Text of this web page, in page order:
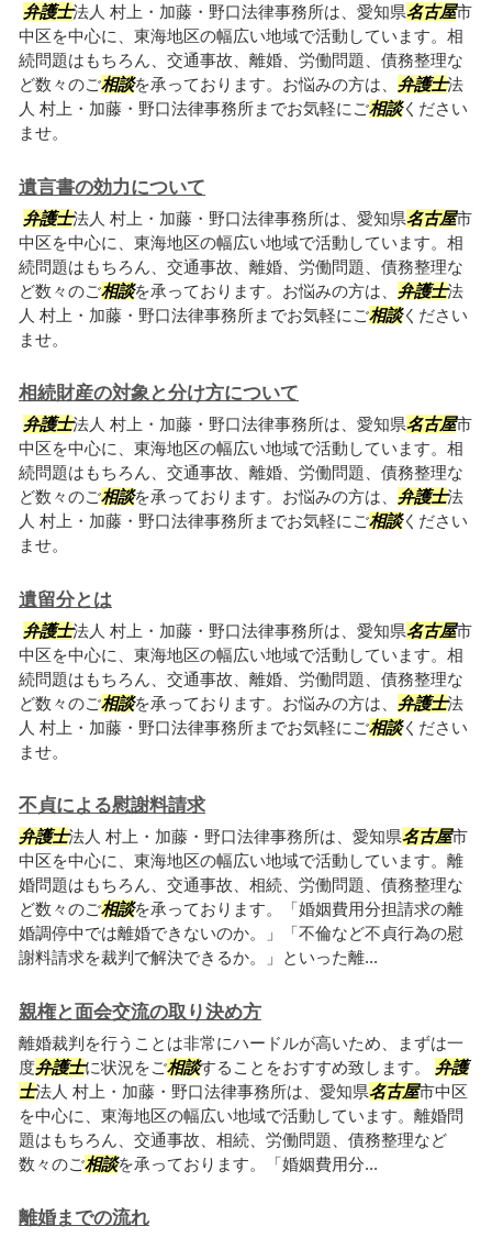
弁護士法人 村上・加藤・野口法律事務所は、愛知県名古屋市
中区を中心に、東海地区の幅広い地域で活動しています。相
続問題はもちろん、交通事故、離婚、労働問題、債務整理な
ど数々のご相談を承っております。お悩みの方は、 弁護士法
人 村上・加藤・野口法律事務所までお気軽にご相談ください
ませ。
遺言書の効力について
弁護士法人 村上・加藤・野口法律事務所は、愛知県名古屋市
中区を中心に、東海地区の幅広い地域で活動しています。相
続問題はもちろん、交通事故、離婚、労働問題、債務整理な
ど数々のご相談を承っております。お悩みの方は、 弁護士法
人 村上・加藤・野口法律事務所までお気軽にご相談ください
ませ。
相続財産の対象と分け方について
弁護士法人 村上・加藤・野口法律事務所は、愛知県名古屋市
中区を中心に、東海地区の幅広い地域で活動しています。相
続問題はもちろん、交通事故、離婚、労働問題、債務整理な
ど数々のご相談を承っております。お悩みの方は、 弁護士法
人 村上・加藤・野口法律事務所までお気軽にご相談ください
ませ。
遺留分とは
弁護士法人 村上・加藤・野口法律事務所は、愛知県名古屋市
中区を中心に、東海地区の幅広い地域で活動しています。相
続問題はもちろん、交通事故、離婚、労働問題、債務整理な
ど数々のご相談を承っております。お悩みの方は、 弁護士法
人 村上・加藤・野口法律事務所までお気軽にご相談ください
ませ。
不貞による慰謝料請求
弁護士法人 村上・加藤・野口法律事務所は、愛知県名古屋市
中区を中心に、東海地区の幅広い地域で活動しています。離
婚問題はもちろん、交通事故、相続、労働問題、債務整理な
ど数々のご相談を承っております。「婚姻費用分担請求の離
婚調停中では離婚できないのか。」「不倫など不貞行為の慰
謝料請求を裁判で解決できるか。」といった離...
親権と面会交流の取り決め方
離婚裁判を行うことは非常にハードルが高いため、まずは一
度弁護士に状況をご相談することをおすすめ致します。 弁護
士法人 村上・加藤・野口法律事務所は、愛知県名古屋市中区
を中心に、東海地区の幅広い地域で活動しています。離婚問
題はもちろん、交通事故、相続、労働問題、債務整理など
数々のご相談を承っております。「婚姻費用分...
離婚までの流れ